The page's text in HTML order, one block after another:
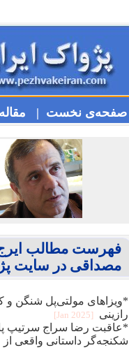
صفحه‌ی نخست |
فهرست مطالب
مصداقی در سایت
*ویزا‌های مولتی‌پل شنگن و
رازینی
[2025 Jan]
*عاقبت رضا سراج سرتيپ
شکنجه‌گر داستانی واقعی